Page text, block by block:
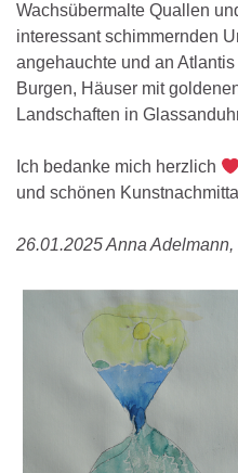
Wachsübermalte Quallen
interessant schimmernden
angehauchte und an
Burgen, Häuser mit
Landschaften in
Ich bedanke mich herzlich
und schönen
26.01.2025 Anna